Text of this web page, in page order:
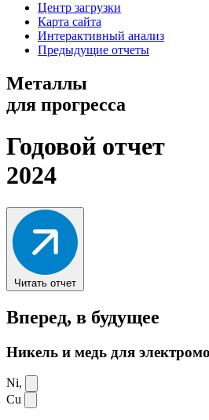
Центр загрузки
Карта сайта
Интерактивный анализ
Предыдущие отчеты
Металлы
для прогресса
Годовой отчет
2024
Читать отчет
Вперед, в будущее
Никель и медь для
Ni,
Cu